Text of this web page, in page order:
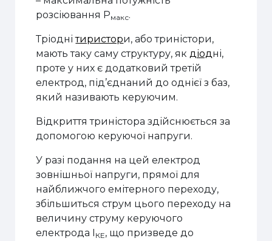
розсіювання Pмакс.
Тріоднітиристори, або триністори,
мають таку саму структуру, якдіодні,
проте у них є додатковий третій
електрод, під’єднаний до однієї з баз,
який називають керуючим.
Відкриття триністора здійснюється за
допомогою керуючої напруги.
У разі подання на цей електрод
зовнішньої напруги, прямої для
найближчого емітерного переходу,
збільшиться струм цього переходу на
величину струму керуючого
електрода I
КЕ, що призведе до